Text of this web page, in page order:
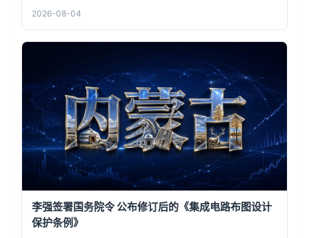
2026-08-04
李强签署国务院令 公布修订后的《集成电路布图设计
保护条例》